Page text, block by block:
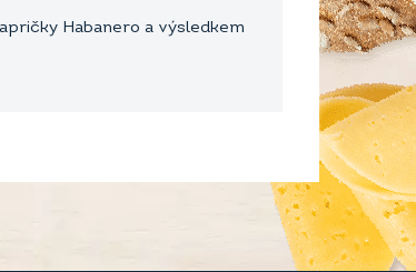
Habanero a výsledkem